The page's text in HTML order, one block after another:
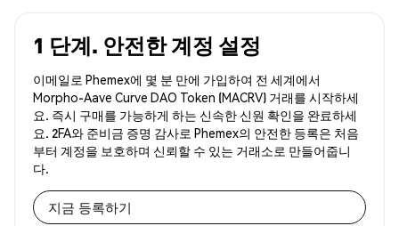
1 단계. 안전한 계정 설정
이메일로 Phemex에 몇 분 만에 가입하여 전 세계에서
Morpho-Aave Curve DAO Token (MACRV) 거래를 시작하세
요. 즉시 구매를 가능하게 하는 신속한 신원 확인을 완료하세
요. 2FA와 준비금 증명 감사로 Phemex의 안전한 등록은 처음
부터 계정을 보호하며 신뢰할 수 있는 거래소로 만들어줍니
다.
지금 등록하기